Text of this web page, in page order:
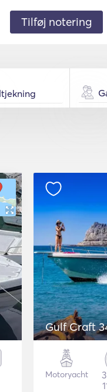
Tilføj notering
Gulf Craft
Motoryacht